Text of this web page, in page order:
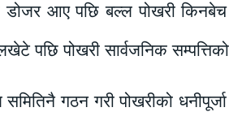
डोजर आए पछि बल्ल पोखरी
पछि पोखरी सार्वजनिक
गठन गरी पोखरीको